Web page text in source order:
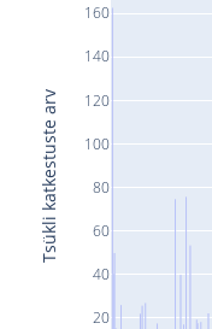
20
40
60
80
100
120
140
160
Tsükli katkestuste arv